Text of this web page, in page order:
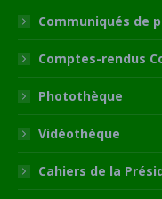
Communiqués de
Comptes-rendus
Photothèque
Vidéothèque
Cahiers de la